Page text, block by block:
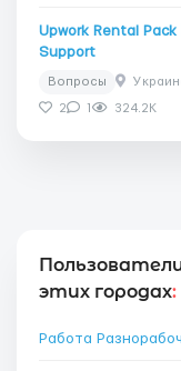
Upwork Rental
Support
Вопросы
2 1 324.2K
этих городах:
Работа